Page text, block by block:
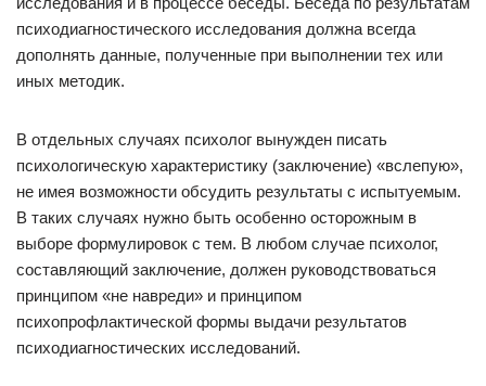
психодиагностического исследования должна всегда
дополнять данные, полученные при выполнении тех или
иных методик.
В отдельных случаях психолог вынужден писать
психологическую характеристику (заключение) «вслепую»,
не имея возможности обсудить результаты с испытуемым.
В таких случаях нужно быть особенно осторожным в
выборе формулировок с тем. В любом случае психолог,
составляющий заключение, должен руководствоваться
принципом «не навреди» и принципом
психопрофлактической формы выдачи результатов
психодиагностических исследований.